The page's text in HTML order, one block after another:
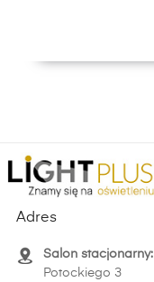
Adres
Salon stacjonarny:
Potockiego 3